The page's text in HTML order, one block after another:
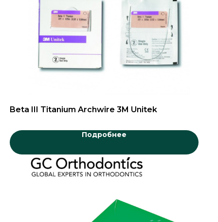
Beta III Titanium Archwire 3M Unitek
Подробнее